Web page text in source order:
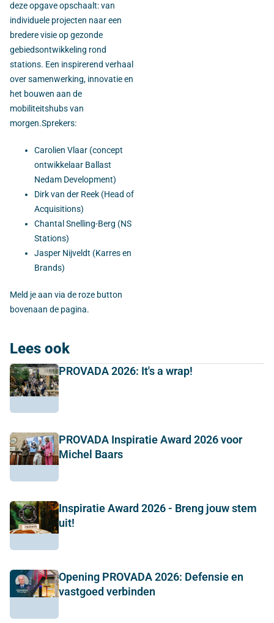
deze opgave opschaalt: van
individuele projecten naar een
bredere visie op gezonde
gebiedsontwikkeling rond
stations. Een inspirerend verhaal
over samenwerking, innovatie en
het bouwen aan de
mobiliteitshubs van
morgen.Sprekers:
Carolien Vlaar (concept
ontwikkelaar Ballast
Nedam Development)
Dirk van der Reek (Head of
Acquisitions)
Chantal Snelling-Berg (NS
Stations)
Jasper Nijveldt (Karres en
Brands)
Meld je aan via de roze button
bovenaan de pagina.
Lees ook
PROVADA 2026: It's a wrap!
PROVADA Inspiratie Award 2026 voor
Michel Baars
Inspiratie Award 2026 - Breng jouw stem
uit!
Opening PROVADA 2026: Defensie en
vastgoed verbinden